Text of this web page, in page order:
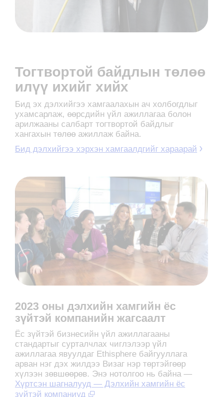
Тогтвортой байдлын төлөө
илүү ихийг хийх
Бид эх дэлхийгээ хамгаалахын ач холбогдлыг
ухамсарлаж, өөрсдийн үйл ажиллагаа болон
арилжааны салбарт тогтвортой байдлыг
хангахын төлөө ажиллаж байна.
Бид дэлхийгээ хэрхэн хамгаалдгийг хараарай
2023 оны дэлхийн хамгийн ёс
зүйтэй компанийн жагсаалт
Ёс зүйтэй бизнесийн үйл ажиллагааны
стандартыг сурталчлах чиглэлээр үйл
ажиллагаа явуулдаг Ethisphere байгууллага
арван нэг дэх жилдээ Визаг нэр төртэйгөөр
хүлээн зөвшөөрөв. Энэ нотолгоо нь байна —
Хүртсэн шагналууд — Дэлхийн хамгийн ёс
зүйтэй компаниуд